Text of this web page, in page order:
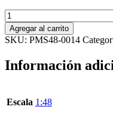
Matra
R-
530,
set
2
cantidad
Agregar al carrito
SKU: PMS48-0014
Información
Escala 1:48